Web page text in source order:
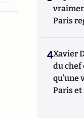
Paris
4Xavier
du chef
qu’une
Paris